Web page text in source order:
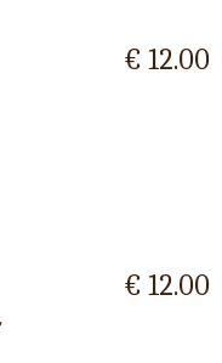
€ 12.00
€ 12.00